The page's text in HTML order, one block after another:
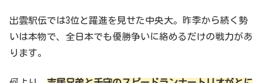
出雲駅伝では3位と躍進を見せた中央大。昨季から続く勢
いは本物で、全日本でも優勝争いに絡めるだけの戦力があ
ります。